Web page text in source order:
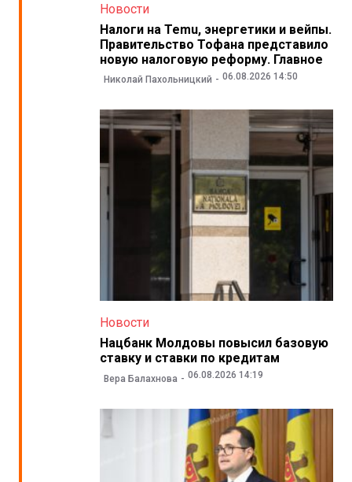
Новости
Налоги на Temu, энергетики и вейпы.
Правительство Тофана представило
новую налоговую реформу. Главное
Николай Пахольницкий 06.08.2026 14:50
Новости
Нацбанк Молдовы повысил базовую
ставку и ставки по кредитам
Вера Балахнова 06.08.2026 14:19